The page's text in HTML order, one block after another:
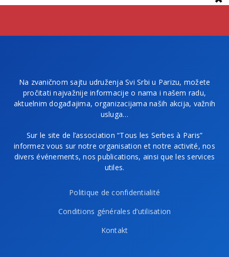
Na zvaničnom sajtu udruženja Svi Srbi u Parizu, možete
pročitati najvažnije informacije o nama i našem radu,
aktuelnim događajima, organizacijama naših akcija, važnih
usluga…
Sur le site de l’association “Tous les Serbes à Paris”
informez vous sur notre organisation et notre activité, nos
divers événements, nos publications, ainsi que les services
utiles.
Politique de confidentialité
Conditions générales d’utilisation
Kontakt